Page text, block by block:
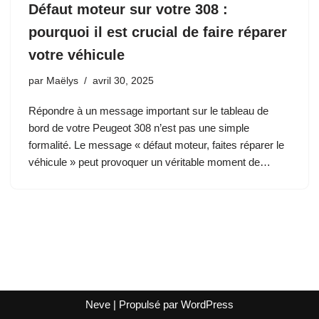
Défaut moteur sur votre 308 :
pourquoi il est crucial de faire réparer
votre véhicule
par Maëlys avril 30, 2025
Répondre à un message important sur le tableau de
bord de votre Peugeot 308 n’est pas une simple
formalité. Le message « défaut moteur, faites réparer le
véhicule » peut provoquer un véritable moment de…
Neve | Propulsé par WordPress